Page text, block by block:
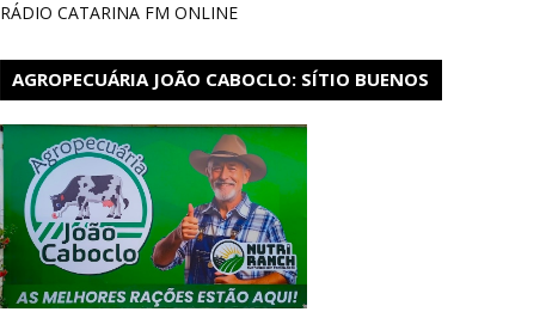
RÁDIO CATARINA FM ONLINE
AGROPECUÁRIA JOÃO CABOCLO: SÍTIO BUENOS